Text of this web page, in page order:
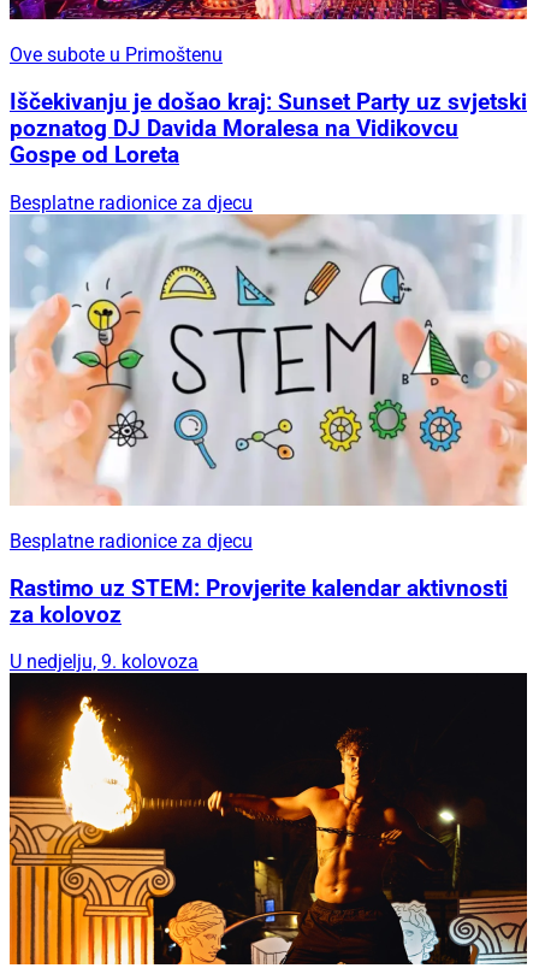
Ove subote u Primoštenu
Iščekivanju je došao kraj: Sunset Party uz svjetski
poznatog DJ Davida Moralesa na Vidikovcu
Gospe od Loreta
Besplatne radionice za djecu
Besplatne radionice za djecu
Rastimo uz STEM: Provjerite kalendar aktivnosti
za kolovoz
U nedjelju, 9. kolovoza